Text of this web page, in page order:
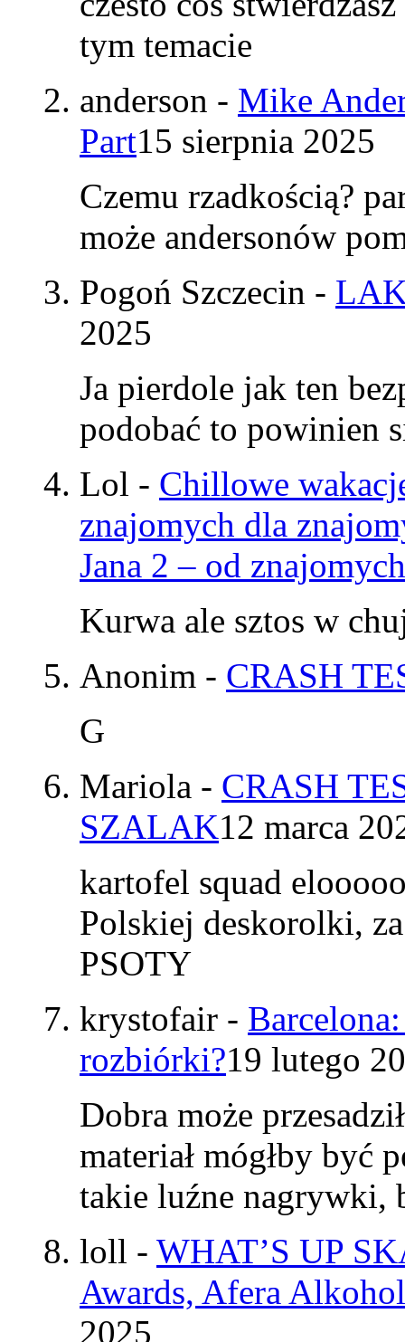
tym temacie
anderson - Mike
Part15 sierpnia 2025
Czemu rzadkością?
może andersonów
Pogoń Szczecin -
2025
Ja pierdole jak ten
podobać to powinien
Lol - Chillowe
znajomych dla
Jana 2 – od
Kurwa ale sztos w
Anonim - CRASH
G
Mariola - CRASH
SZALAK12 marca
kartofel squad
Polskiej deskorolki,
PSOTY
krystofair -
rozbiórki?19 lutego
Dobra może
materiał mógłby być
takie luźne nagrywki,
loll - WHAT’S UP
Awards, Afera
2025